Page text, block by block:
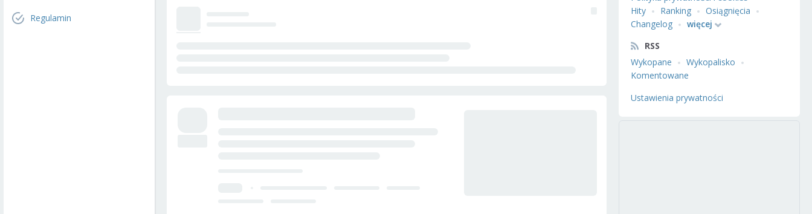
Regulamin
Hity
Ranking
Osiągnięcia
Changelog
więcej
RSS
Wykopane
Wykopalisko
Komentowane
Ustawienia prywatności